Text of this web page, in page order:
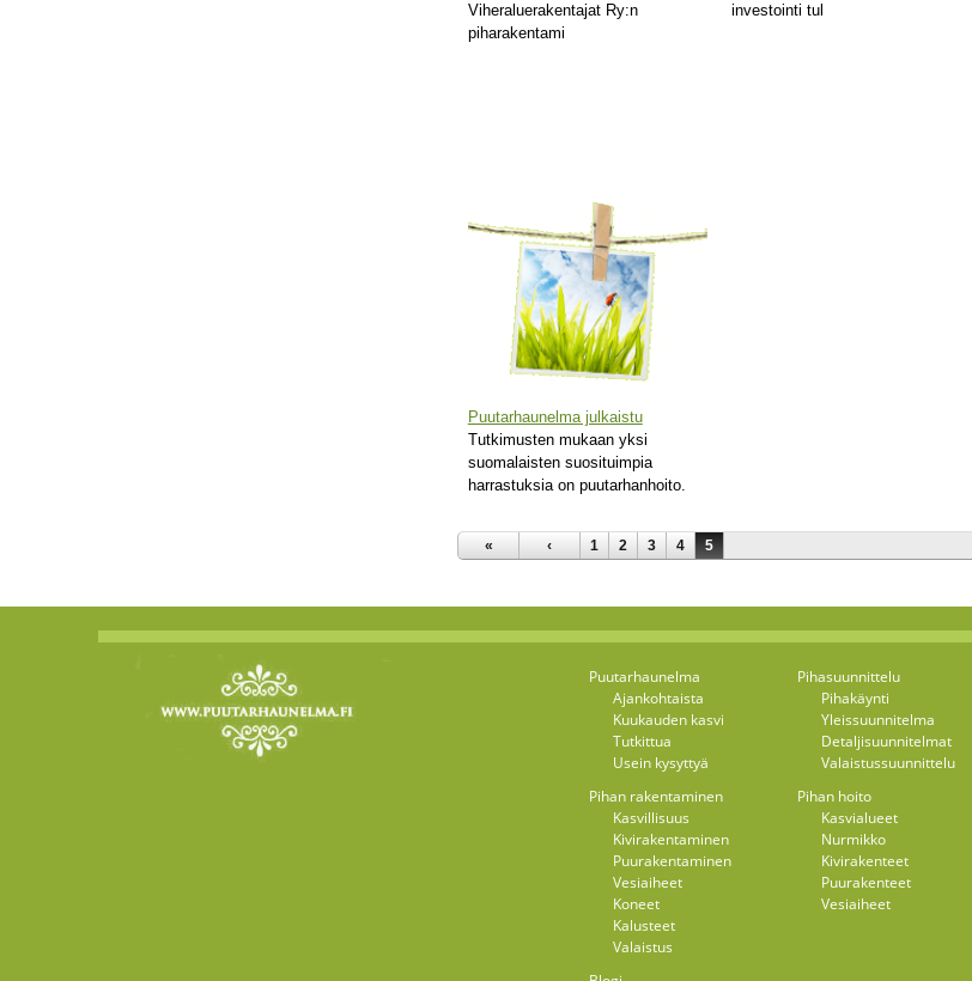
Viheraluerakentajat Ry:n
piharakentami
investointi tul
Puutarhaunelma julkaistu
Tutkimusten mukaan yksi
suomalaisten suosituimpia
harrastuksia on puutarhanhoito.
« ‹ 1 2 3 4 5
Puutarhaunelma
Ajankohtaista
Kuukauden kasvi
Tutkittua
Usein kysyttyä
Pihasuunnittelu
Pihakäynti
Yleissuunnitelma
Detaljisuunnitelmat
Valaistussuunnittelu
Pihan rakentaminen
Kasvillisuus
Kivirakentaminen
Puurakentaminen
Vesiaiheet
Koneet
Kalusteet
Valaistus
Pihan hoito
Kasvialueet
Nurmikko
Kivirakenteet
Puurakenteet
Vesiaiheet